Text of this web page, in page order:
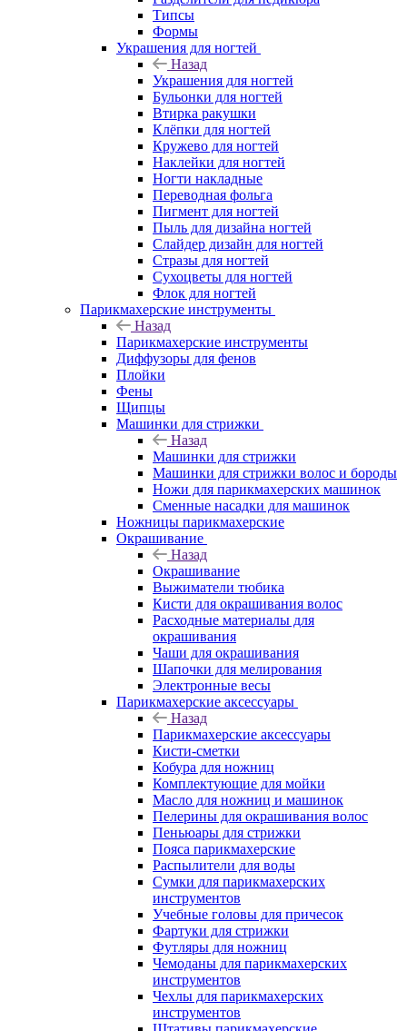
Типсы
Формы
Украшения для ногтей
Назад
Украшения для ногтей
Бульонки для ногтей
Втирка ракушки
Клёпки для ногтей
Кружево для ногтей
Наклейки для ногтей
Ногти накладные
Переводная фольга
Пигмент для ногтей
Пыль для дизайна ногтей
Слайдер дизайн для ногтей
Стразы для ногтей
Сухоцветы для ногтей
Флок для ногтей
Парикмахерские инструменты
Назад
Парикмахерские инструменты
Диффузоры для фенов
Плойки
Фены
Щипцы
Машинки для стрижки
Назад
Машинки для стрижки
Машинки для стрижки волос и бороды
Ножи для парикмахерских машинок
Сменные насадки для машинок
Ножницы парикмахерские
Окрашивание
Назад
Окрашивание
Выжиматели тюбика
Кисти для окрашивания волос
Расходные материалы для
окрашивания
Чаши для окрашивания
Шапочки для мелирования
Электронные весы
Парикмахерские аксессуары
Назад
Парикмахерские аксессуары
Кисти-сметки
Кобура для ножниц
Комплектующие для мойки
Масло для ножниц и машинок
Пелерины для окрашивания волос
Пеньюары для стрижки
Пояса парикмахерские
Распылители для воды
Сумки для парикмахерских
инструментов
Учебные головы для причесок
Фартуки для стрижки
Футляры для ножниц
Чемоданы для парикмахерских
инструментов
Чехлы для парикмахерских
инструментов